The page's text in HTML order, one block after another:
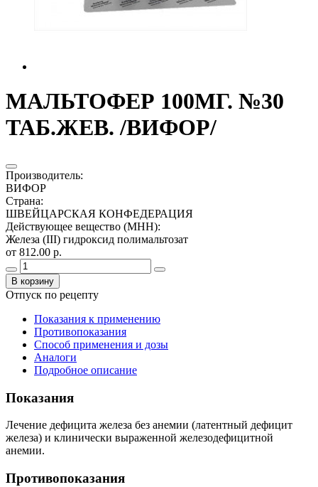
МАЛЬТОФЕР 100МГ. №30
ТАБ.ЖЕВ. /ВИФОР/
Производитель:
ВИФОР
Страна:
ШВЕЙЦАРСКАЯ КОНФЕДЕРАЦИЯ
Действующее вещество (МНН):
Железа (III) гидроксид полимальтозат
от 812.00 р.
В корзину
Отпуск по рецепту
Показания к применению
Противопоказания
Способ применения и дозы
Аналоги
Подробное описание
Показания
Лечение дефицита железа без анемии (латентный дефицит
железа) и клинически выраженной железодефицитной
анемии.
Противопоказания